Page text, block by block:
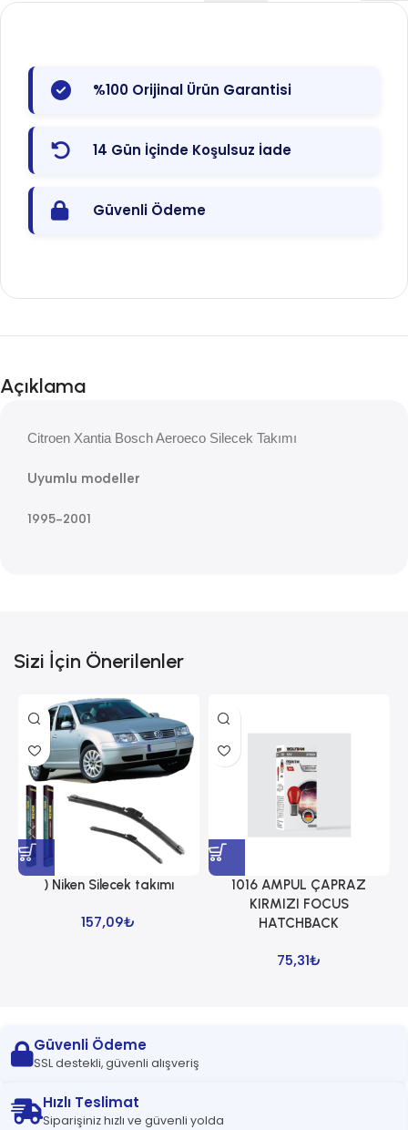
%100 Orijinal Ürün Garantisi
14 Gün İçinde Koşulsuz İade
Güvenli Ödeme
Açıklama
Citroen Xantia Bosch Aeroeco Silecek Takımı
Uyumlu modeller
1995-2001
Sizi İçin Önerilenler
) Niken Silecek takımı
157,09₺
1016 AMPUL ÇAPRAZ
KIRMIZI FOCUS
HATCHBACK
75,31₺
Güvenli Ödeme
SSL destekli, güvenli alışveriş
Hızlı Teslimat
Siparişiniz hızlı ve güvenli yolda